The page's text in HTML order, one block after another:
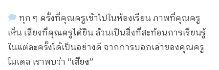
ทุก ๆ ครั้งที่คุณครูเข้าไปในห้องเรียน ภาพที่คุณครู
เห็น เสียงที่คุณครูได้ยิน ล้วนเป็นสิ่งที่สะท้อนการเรียนรู้
ในแต่ละครั้งได้เป็นอย่างดี จากการบอกเล่าของคุณครู
โมเดล เราพบว่า “เสียง”